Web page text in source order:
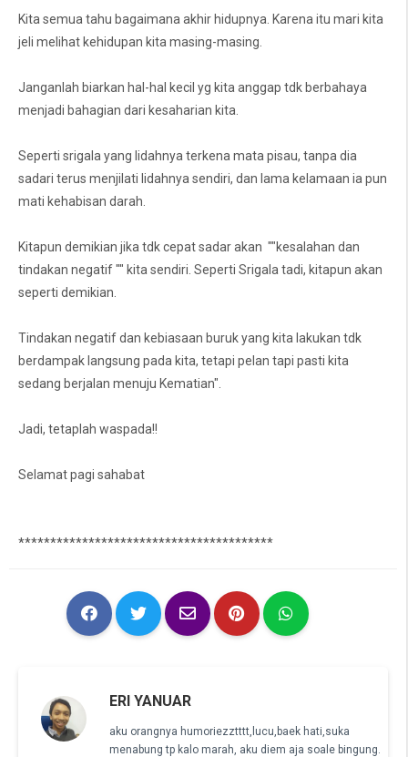
Kita semua tahu bagaimana akhir hidupnya. Karena itu mari kita
jeli melihat kehidupan kita masing-masing.
Janganlah biarkan hal-hal kecil yg kita anggap tdk berbahaya
menjadi bahagian dari kesaharian kita.
Seperti srigala yang lidahnya terkena mata pisau, tanpa dia
sadari terus menjilati lidahnya sendiri, dan lama kelamaan ia pun
mati kehabisan darah.
Kitapun demikian jika tdk cepat sadar akan ""kesalahan dan
tindakan negatif "" kita sendiri. Seperti Srigala tadi, kitapun akan
seperti demikian.
Tindakan negatif dan kebiasaan buruk yang kita lakukan tdk
berdampak langsung pada kita, tetapi pelan tapi pasti kita
sedang berjalan menuju Kematian".
Jadi, tetaplah waspada!!
Selamat pagi sahabat
****************************************
ERI YANUAR
aku orangnya humoriezztttt,lucu,baek hati,suka
menabung tp kalo marah, aku diem aja soale bingung.